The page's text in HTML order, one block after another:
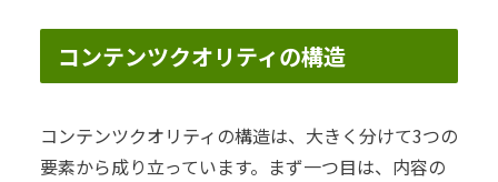
コンテンツクオリティの構造
コンテンツクオリティの構造は、大きく分けて3つの
要素から成り立っています。まず一つ目は、内容の